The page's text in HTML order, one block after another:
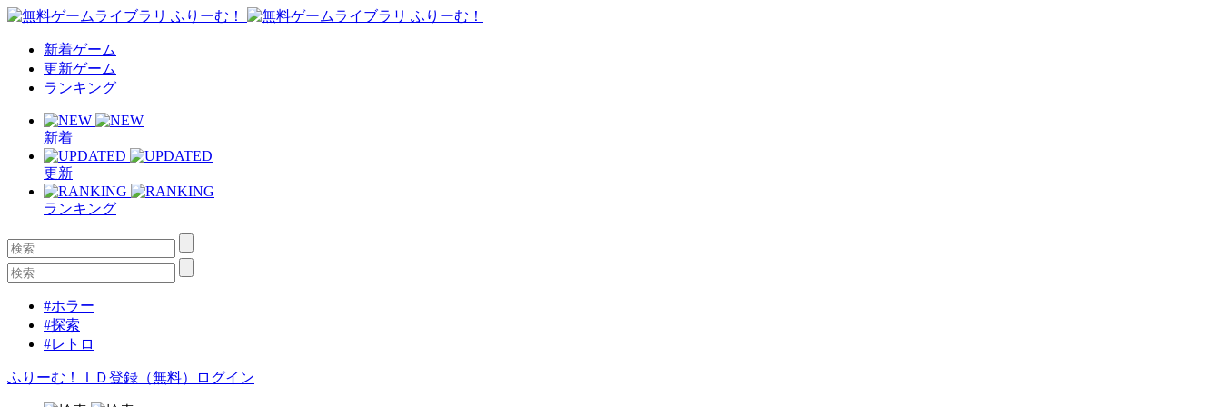
新着ゲーム
更新ゲーム
ランキング
新着
更新
ランキング
#ホラー
#探索
#レトロ
ふりーむ！ＩＤ登録（無料） ログイン